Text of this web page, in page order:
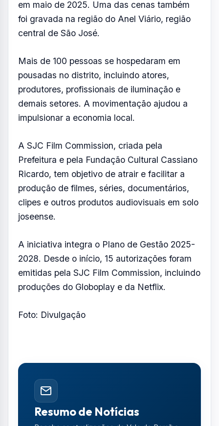
A nova temporada de Os Outros, que estreou
no Globoplay, no dia 9 de abril, marca um
importante capítulo para o setor audiovisual
A série, que aborda conflitos sociais e
relações de convivência entre vizinhos,
contou com participação institucional da SJC
Film Commission, responsável por dar
ocorridas no distrito de São Francisco Xavier
em maio de 2025. Uma das cenas também
foi gravada na região do Anel Viário, região
central de São José.
Mais de 100 pessoas se hospedaram em
produtores, profissionais de iluminação e
demais setores. A movimentação ajudou a
impulsionar a economia local.
Prefeitura e pela Fundação Cultural Cassiano
clipes e outros produtos audiovisuais em solo
A iniciativa integra o Plano de Gestão 2025-
2028. Desde o início, 15 autorizações foram